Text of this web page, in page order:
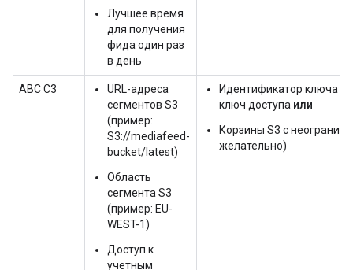
Лучшее время
для получения
фида один раз
в день
АВС С3
URL-адреса
сегментов S3
(пример:
S3://mediafeed-
bucket/latest)
Область
сегмента S3
(пример: EU-
WEST-1)
Доступ к
учетным
Идентификатор ключа
ключ доступа или
Корзины S3 с
желательно)